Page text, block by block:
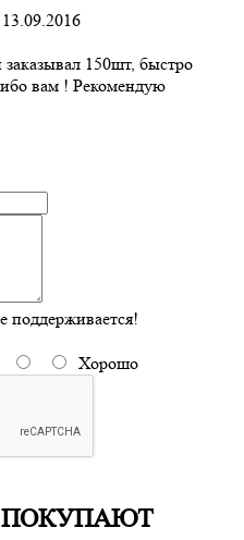
13.09.2016
150шт, быстро
вам ! Рекомендую
поддерживается!
Хорошо
ПОКУПАЮТ